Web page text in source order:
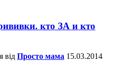
кто ЗА и кто
від Просто мама 15.03.2014